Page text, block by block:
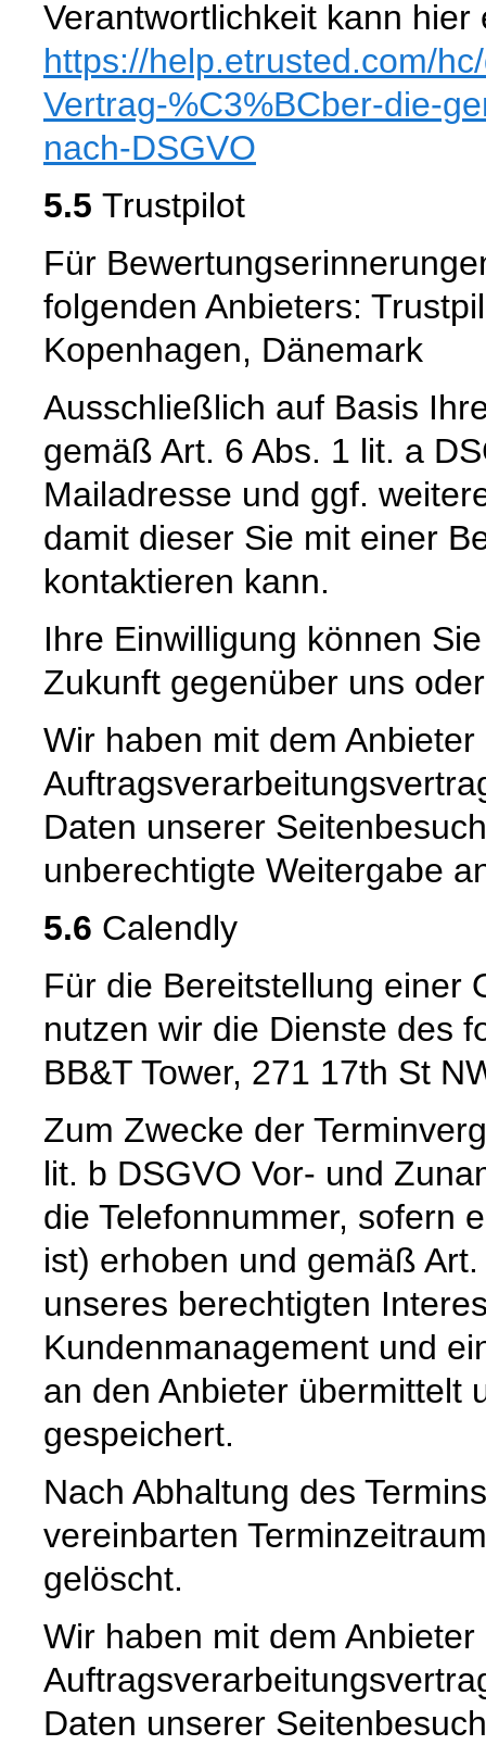
Verantwortlichkeit kann
https://help.etrusted.com/hc
Vertrag-%C3%BCber-die-
nach-DSGVO
5.5 Trustpilot
Für
folgenden Anbieters:
Kopenhagen, Dänemark
Ausschließlich auf Basis
gemäß Art. 6 Abs. 1 lit. a
Mailadresse und ggf.
damit dieser Sie mit einer
kontaktieren kann.
Ihre Einwilligung können
Zukunft gegenüber uns
Wir haben mit dem Anbieter
Daten unserer
unberechtigte Weitergabe
5.6 Calendly
Für die Bereitstellung einer
nutzen wir die Dienste des
BB&T Tower, 271 17th St
Zum Zwecke der
lit. b DSGVO Vor- und
die Telefonnummer, sofern
ist) erhoben und gemäß
unseres berechtigten
Kundenmanagement und
an den Anbieter übermittelt
gespeichert.
Nach Abhaltung des
vereinbarten
gelöscht.
Wir haben mit dem Anbieter
Daten unserer